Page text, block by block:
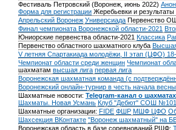
Фестиваль Петровский (Воронеж, июнь 2022)
Форма для регистрации Жеребьевки и результаты
Апрельский Воронеж Универсиада Первенство
Финал чемпионата Воронежской области-2021
Юниорские первенства области-2021 Классика
Первенство областного шахматного клуба
V летняя Спартакиада молодёжи, II этап (ЦФО)
Чемпионат области среди женщин Чемпионат
шахматам высшая лига первая лига
Воронежская шахматная команда (с
Воронежский онлайн-турнир в честь начала весны
Шахматные новости: Telegram-канал о
Шахматы. Новая Усмань Клуб "Дебют" СОШ №101
Шахматные организации: FIDE ФШР МШФ ЦФО
Шахсекция ВКонтакте "Воронеж шахматный" на
Воронежская область в базе соревнований РШФ: